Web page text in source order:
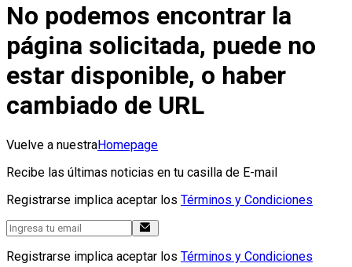
No podemos encontrar la
página solicitada, puede no
estar disponible, o haber
cambiado de URL
Vuelve a nuestraHomepage
Recibe las últimas noticias en tu casilla de E-mail
Registrarse implica aceptar los Términos y Condiciones
Registrarse implica aceptar los Términos y Condiciones